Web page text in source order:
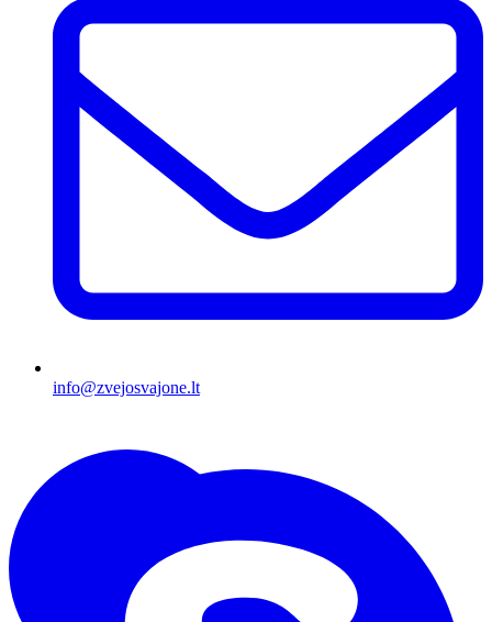
info@zvejosvajone.lt